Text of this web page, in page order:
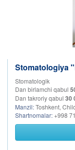
Stomatologiya
Stomatologik
Dan birlamchi qabul
Dan takroriy qabul 30
Manzil:Toshkent,
Shartnomalar: +998